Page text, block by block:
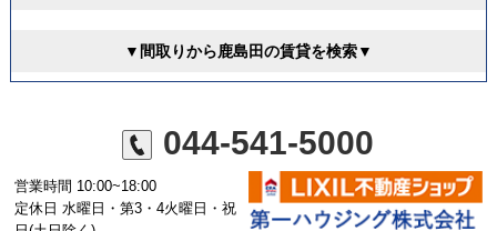
▼間取りから鹿島田の賃貸を検索▼
044-541-5000
営業時間 10:00~18:00
定休日 水曜日・第3・4火曜日・祝